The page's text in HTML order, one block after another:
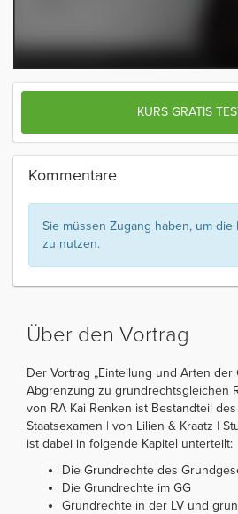
KURS GRATIS
Kommentare
Sie müssen Zugang haben, um die
zu nutzen.
Über den Vortrag
Der Vortrag „Einteilung und Arten der
Abgrenzung zu grundrechtsgleichen
von RA Kai Renken ist Bestandteil des
Staatsexamen | von Lilien & Kraatz |
ist dabei in folgende Kapitel unterteilt:
Die Grundrechte des
Die Grundrechte im GG
Grundrechte in der LV und